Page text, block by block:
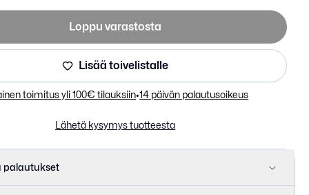
Loppu varastosta
Lisää toivelistalle
toimitus yli 100€ tilauksiin•14 päivän palautusoikeus
Lähetä kysymys tuotteesta
palautukset